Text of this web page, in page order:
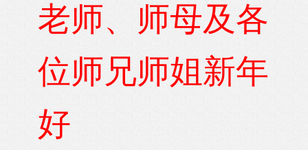
老师、师母及各
位师兄师姐新年
好